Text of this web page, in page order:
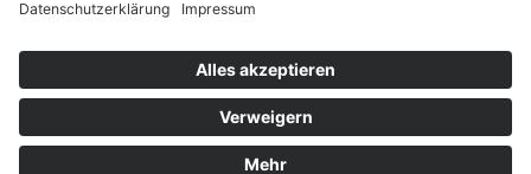
Home Über uns
Engagements
Aktionen
Aktuell
Infos & Spenden
Kontakt
Impressum Datenschutz